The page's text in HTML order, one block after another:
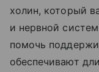
холин, который
и нервной
помочь
обеспечивают